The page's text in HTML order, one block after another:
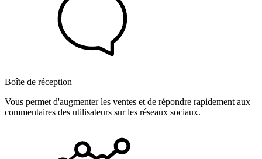
Boîte de réception
Vous permet d'augmenter les ventes et de répondre rapidement aux
commentaires des utilisateurs sur les réseaux sociaux.